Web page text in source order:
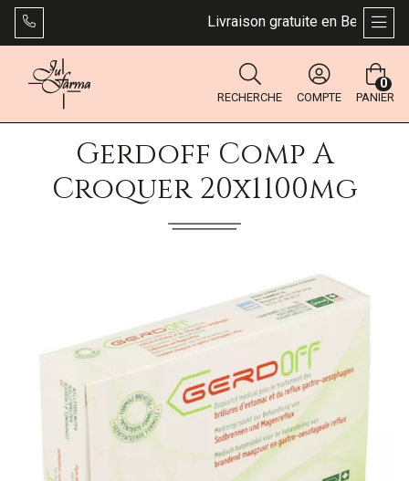
Livraison gratuite en Belgique
RECHERCHE COMPTE PANIER
0
Gerdoff Comp A
Croquer 20x1100mg